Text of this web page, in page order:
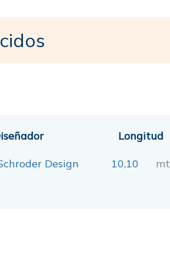
Design
Longitud
10,10 mt